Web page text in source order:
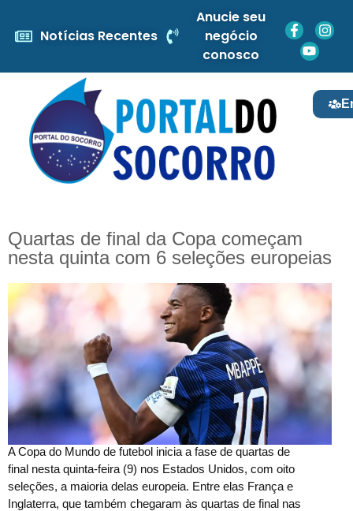
Notícias Recentes
Anucie seu
negócio
conosco
Quartas de final da Copa começam
nesta quinta com 6 seleções europeias
A Copa do Mundo de futebol inicia a fase de quartas de
final nesta quinta-feira (9) nos Estados Unidos, com oito
seleções, a maioria delas europeia. Entre elas França e
Inglaterra, que também chegaram às quartas de final nas